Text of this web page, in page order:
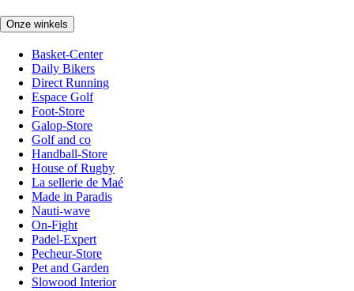
Onze winkels
Basket-Center
Daily Bikers
Direct Running
Espace Golf
Foot-Store
Galop-Store
Golf and co
Handball-Store
House of Rugby
La sellerie de Maé
Made in Paradis
Nauti-wave
On-Fight
Padel-Expert
Pecheur-Store
Pet and Garden
Slowood Interior